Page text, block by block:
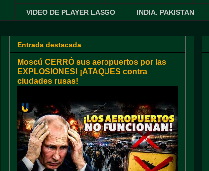
VIDEO DE PLAYER LASGO INDIA. PAKISTAN
Entrada destacada
Moscú CERRÓ sus aeropuertos por las
EXPLOSIONES! ¡ATAQUES contra
ciudades rusas!